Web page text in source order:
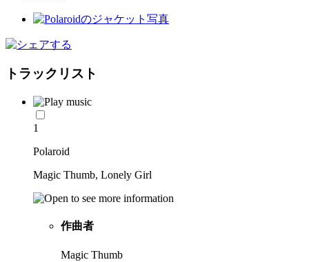
トラックリスト
1
Polaroid
Magic Thumb, Lonely Girl
作曲者
Magic Thumb